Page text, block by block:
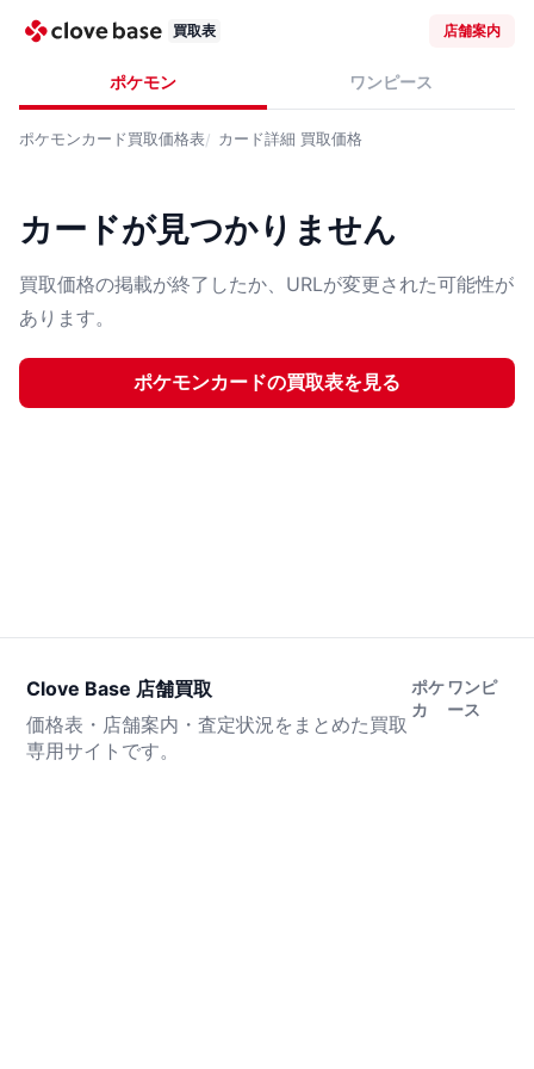
買取表 店舗案内
ポケモン ワンピース
ポケモンカード買取価格表 カード詳細 買取価格
カードが見つかりません
買取価格の掲載が終了したか、URLが変更された可能性が
あります。
ポケモンカードの買取表を見る
Clove Base 店舗買取
価格表・店舗案内・査定状況をまとめた買取
専用サイトです。
ポケ
カ
ワンピ
ース